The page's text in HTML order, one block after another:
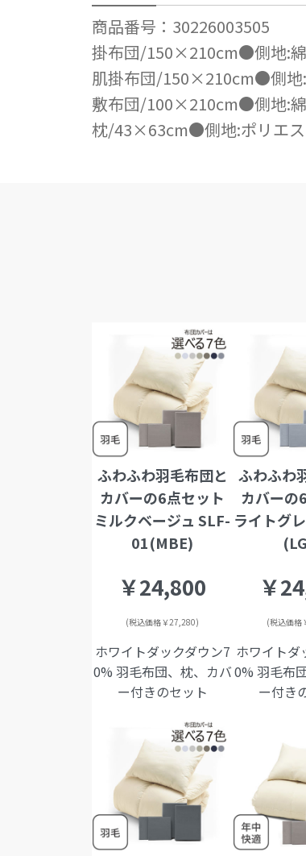
商品番号：30226003505
掛布団/150×210cm●側地:
肌掛布団/150×210cm●側地
敷布団/100×210cm●側地:
枕/43×63cm●側地:ポリエ
ふわふわ羽毛布団と
カバーの6点セット
ミルクベージュ SLF-
01(MBE)
￥24,800
(税込価格￥27,280)
ホワイトダックダウン7
0% 羽毛布団、枕、カバ
ー付きのセット
ふわふわ
カバーの
ライトグ
￥
(税込価格
ホワイトダ
0% 羽毛布
ー付き